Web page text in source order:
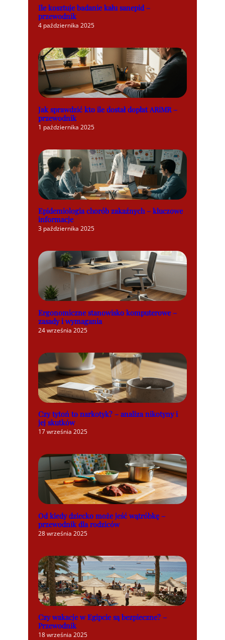
Ile kosztuje badanie kału sanepid –
przewodnik
4 października 2025
Jak sprawdzić kto ile dostał dopłat ARiMR –
przewodnik
1 października 2025
Epidemiologia chorób zakaźnych – kluczowe
informacje
3 października 2025
Ergonomiczne stanowisko komputerowe –
zasady i wymagania
24 września 2025
Czy tytoń to narkotyk? – analiza nikotyny i
jej skutków
17 września 2025
Od kiedy dziecko może jeść wątróbkę –
przewodnik dla rodziców
28 września 2025
Czy wakacje w Egipcie są bezpieczne? –
Przewodnik
18 września 2025